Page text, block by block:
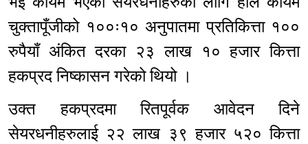
चुक्तापूँजीको १००ः१० अनुपातमा प्रतिकित्ता १००
रुपैयाँ अंकित दरका २३ लाख १० हजार कित्ता
हकप्रद निष्कासन गरेको थियो ।
उक्त हकप्रदमा रितपूर्वक आवेदन दिने
सेयरधनीहरुलाई २२ लाख ३९ हजार ५२० कित्ता